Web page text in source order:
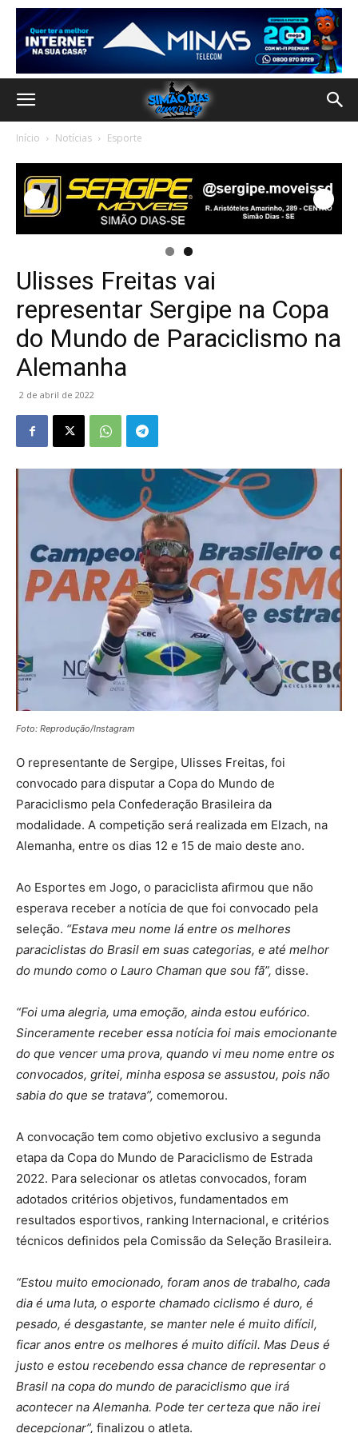
Início Notícias Esporte
Ulisses Freitas vai
representar Sergipe na Copa
do Mundo de Paraciclismo na
Alemanha
2 de abril de 2022
Foto: Reprodução/Instagram
O representante de Sergipe, Ulisses Freitas, foi
convocado para disputar a Copa do Mundo de
Paraciclismo pela Confederação Brasileira da
modalidade. A competição será realizada em Elzach, na
Alemanha, entre os dias 12 e 15 de maio deste ano.
Ao Esportes em Jogo, o paraciclista afirmou que não
esperava receber a notícia de que foi convocado pela
seleção. “Estava meu nome lá entre os melhores
paraciclistas do Brasil em suas categorias, e até melhor
do mundo como o Lauro Chaman que sou fã”, disse.
“Foi uma alegria, uma emoção, ainda estou eufórico.
Sinceramente receber essa notícia foi mais emocionante
do que vencer uma prova, quando vi meu nome entre os
convocados, gritei, minha esposa se assustou, pois não
sabia do que se tratava”, comemorou.
A convocação tem como objetivo exclusivo a segunda
etapa da Copa do Mundo de Paraciclismo de Estrada
2022. Para selecionar os atletas convocados, foram
adotados critérios objetivos, fundamentados em
resultados esportivos, ranking Internacional, e critérios
técnicos definidos pela Comissão da Seleção Brasileira.
“Estou muito emocionado, foram anos de trabalho, cada
dia é uma luta, o esporte chamado ciclismo é duro, é
pesado, é desgastante, se manter nele é muito difícil,
ficar anos entre os melhores é muito difícil. Mas Deus é
justo e estou recebendo essa chance de representar o
Brasil na copa do mundo de paraciclismo que irá
acontecer na Alemanha. Pode ter certeza que não irei
decepcionar”, finalizou o atleta.